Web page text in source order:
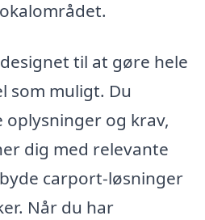
til at gøre hele
som muligt. Du
og krav,
dig med relevante
carport-løsninger
Når du har